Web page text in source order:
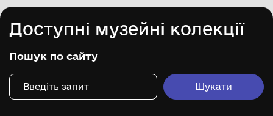
Доступні музейні колекції
Пошук по сайту